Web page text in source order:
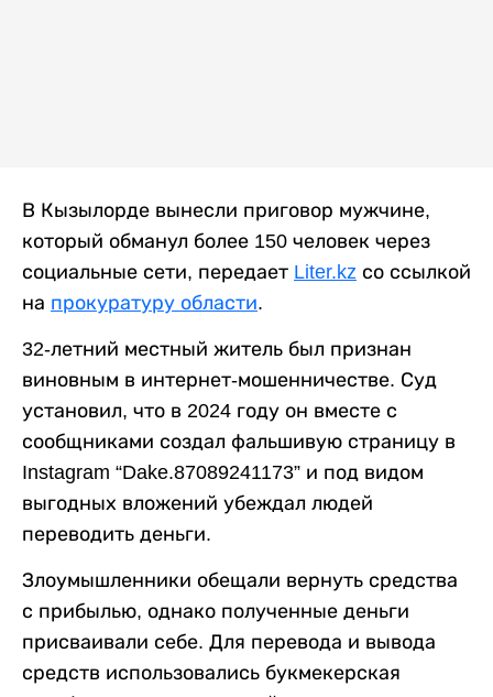
В Кызылорде вынесли приговор мужчине,
который обманул более 150 человек через
социальные сети, передает Liter.kz со ссылкой
на прокуратуру области.
32-летний местный житель был признан
виновным в интернет-мошенничестве. Суд
установил, что в 2024 году он вместе с
сообщниками создал фальшивую страницу в
Instagram “Dake.87089241173” и под видом
выгодных вложений убеждал людей
переводить деньги.
Злоумышленники обещали вернуть средства
с прибылью, однако полученные деньги
присваивали себе. Для перевода и вывода
средств использовались букмекерская